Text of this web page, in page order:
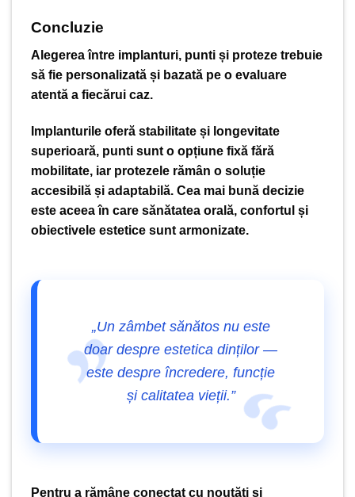
Concluzie
Alegerea între implanturi, punti și proteze trebuie
să fie personalizată și bazată pe o evaluare
atentă a fiecărui caz.
Implanturile oferă stabilitate și longevitate
superioară, punti sunt o opțiune fixă fără
mobilitate, iar protezele rămân o soluție
accesibilă și adaptabilă. Cea mai bună decizie
este aceea în care sănătatea orală, confortul și
obiectivele estetice sunt armonizate.
„Un zâmbet sănătos nu este
doar despre estetica dinților —
este despre încredere, funcție
și calitatea vieții.”
Pentru a rămâne conectat cu noutăți și